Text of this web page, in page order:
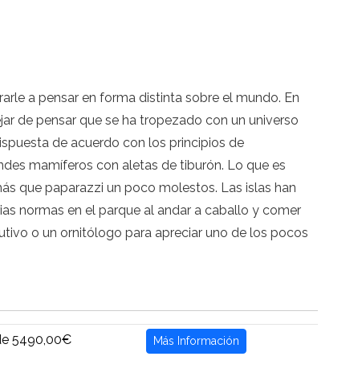
a pensar en forma distinta sobre el mundo. En
de pensar que se ha tropezado con un universo
de acuerdo con los principios de
mamíferos con aletas de tiburón. Lo que es
que paparazzi un poco molestos. Las islas han
normas en el parque al andar a caballo y comer
o un ornitólogo para apreciar uno de los pocos
5490,00€ Más Información